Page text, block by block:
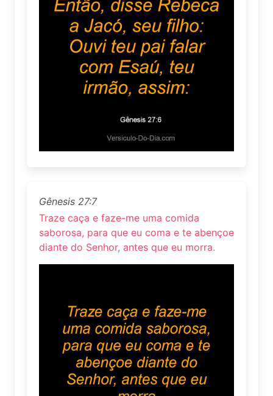
Gênesis 27:7
Traze caça e faze-me uma comida
saborosa, para que eu coma e te abençoe
diante do Senhor, antes que eu morra.